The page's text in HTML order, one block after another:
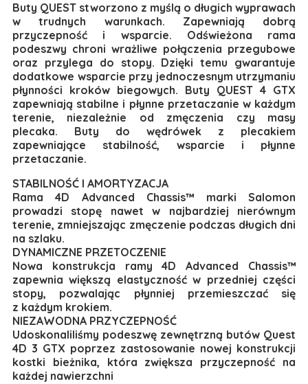
Buty QUEST stworzono z myślą o długich wyprawach
w trudnych warunkach. Zapewniają dobrą
przyczepność i wsparcie. Odświeżona rama
podeszwy chroni wrażliwe połączenia przegubowe
oraz przylega do stopy. Dzięki temu gwarantuje
dodatkowe wsparcie przy jednoczesnym utrzymaniu
płynności kroków biegowych. Buty QUEST 4 GTX
zapewniają stabilne i płynne przetaczanie w każdym
terenie, niezależnie od zmęczenia czy masy
plecaka. Buty do wędrówek z plecakiem
zapewniające stabilność, wsparcie i płynne
przetaczanie.
STABILNOŚĆ I AMORTYZACJA
Rama 4D Advanced Chassis™ marki Salomon
prowadzi stopę nawet w najbardziej nierównym
terenie, zmniejszając zmęczenie podczas długich dni
na szlaku.
DYNAMICZNE PRZETOCZENIE
Nowa konstrukcja ramy 4D Advanced Chassis™
zapewnia większą elastyczność w przedniej części
stopy, pozwalając płynniej przemieszczać się
z każdym krokiem.
NIEZAWODNA PRZYCZEPNOŚĆ
Udoskonaliliśmy podeszwę zewnętrzną butów Quest
4D 3 GTX poprzez zastosowanie nowej konstrukcji
kostki bieżnika, która zwiększa przyczepność na
każdej nawierzchni